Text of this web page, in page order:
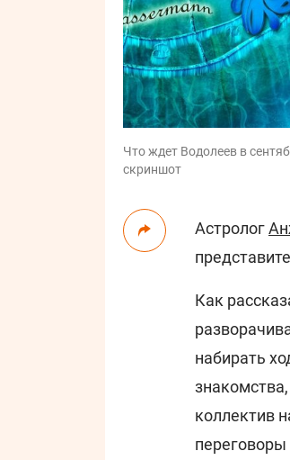
Что ждет Водолеев в
скриншот
Астролог
Как
набирать
коллектив
переговоры